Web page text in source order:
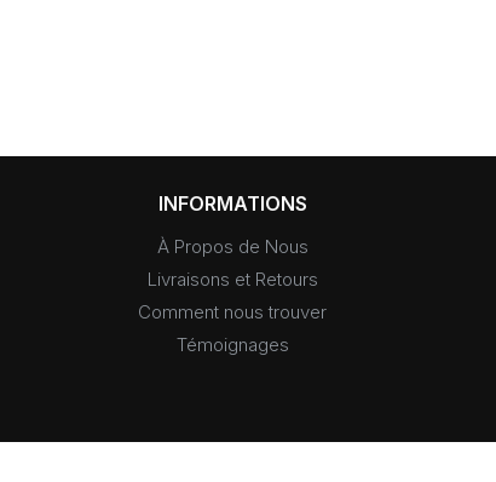
INFORMATIONS
À Propos de Nous
Livraisons et Retours
Comment nous trouver
Témoignages